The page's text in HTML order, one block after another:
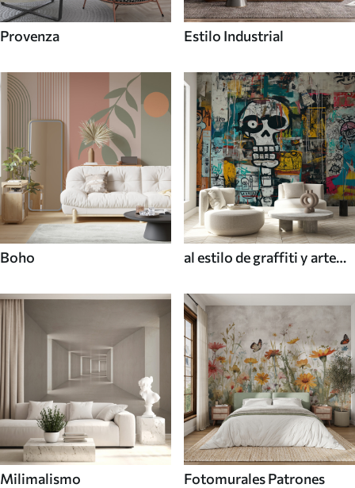
Provenza Estilo Industrial
Boho
al estilo de graffiti y arte
Milimalismo Fotomurales Patrones